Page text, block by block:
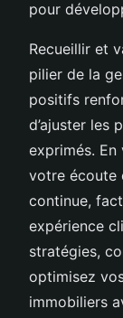
pour
Recueillir et
pilier de la
positifs
d’ajuster les
exprimés.
votre écoute
continue,
expérience
stratégies,
optimisez
immobiliers